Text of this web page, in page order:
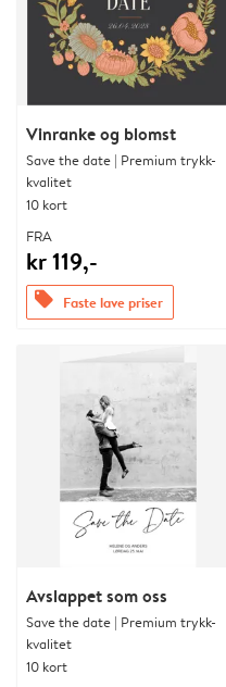
Vinranke og blomst
Save the date | Premium trykk-
kvalitet
10 kort
FRA
kr 119,-
offers Faste lave priser
Avslappet som oss
Save the date | Premium trykk-
kvalitet
10 kort